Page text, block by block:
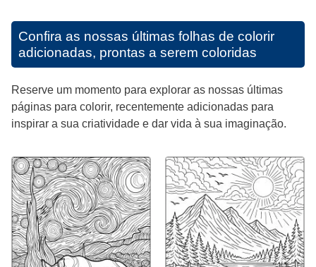
Confira as nossas últimas folhas de colorir
adicionadas, prontas a serem coloridas
Reserve um momento para explorar as nossas últimas
páginas para colorir, recentemente adicionadas para
inspirar a sua criatividade e dar vida à sua imaginação.